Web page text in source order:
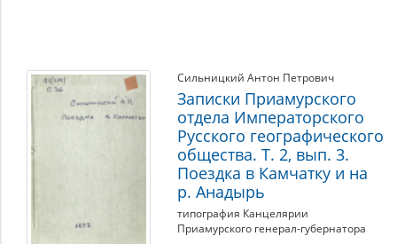
Сильницкий Антон Петрович
Записки Приамурского
отдела Императорского
Русского географического
общества. Т. 2, вып. 3.
Поездка в Камчатку и на
р. Анадырь
типография Канцелярии
Приамурского генерал-губернатора